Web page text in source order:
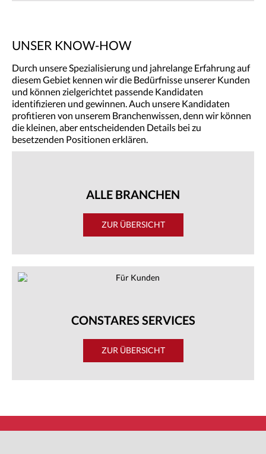
UNSER KNOW-HOW
Durch unsere Spezialisierung und jahrelange Erfahrung auf
diesem Gebiet kennen wir die Bedürfnisse unserer Kunden
und können zielgerichtet passende Kandidaten
identifizieren und gewinnen. Auch unsere Kandidaten
profitieren von unserem Branchenwissen, denn wir können
die kleinen, aber entscheidenden Details bei zu
besetzenden Positionen erklären.
ALLE BRANCHEN
ZUR ÜBERSICHT
CONSTARES SERVICES
ZUR ÜBERSICHT